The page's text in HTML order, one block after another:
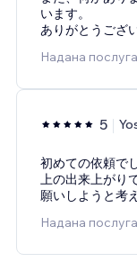
います。
ありがとうござ
Надана
5
初めての依頼で
上の出来上がり
願いしようと考
Надана